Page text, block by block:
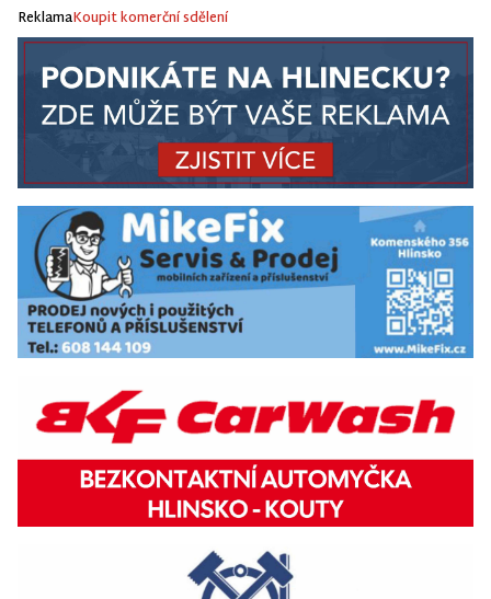
ReklamaKoupit komerční sdělení